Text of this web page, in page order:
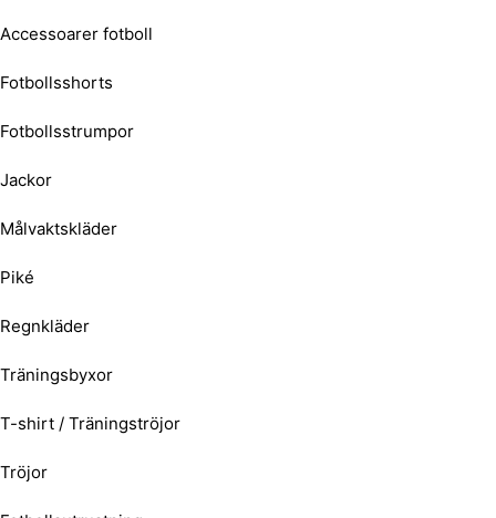
Accessoarer fotboll
Fotbollsshorts
Fotbollsstrumpor
Jackor
Målvaktskläder
Piké
Regnkläder
Träningsbyxor
T-shirt / Träningströjor
Tröjor